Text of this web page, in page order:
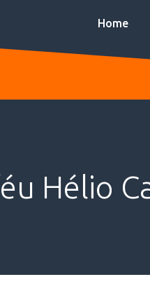
Home
Hélio